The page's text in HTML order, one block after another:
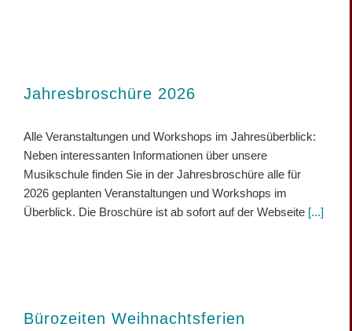
Jahresbroschüre 2026
Alle Veranstaltungen und Workshops im Jahresüberblick:
Neben interessanten Informationen über unsere
Musikschule finden Sie in der Jahresbroschüre alle für
2026 geplanten Veranstaltungen und Workshops im
Überblick. Die Broschüre ist ab sofort auf der Webseite [...]
Bürozeiten Weihnachtsferien